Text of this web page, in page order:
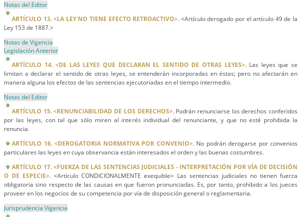
Notas del Editor
ARTÍCULO 13. <LA LEY NO TIENE EFECTO RETROACTIVO>. <Artículo derogado por el artículo 49 de la
Ley 153 de 1887.>
Notas de Vigencia
Legislación Anterior
ARTÍCULO 14. <DE LAS LEYES QUE DECLARAN EL SENTIDO DE OTRAS LEYES>.Las leyes que se
limitan a declarar el sentido de otras leyes, se entenderán incorporadas en éstas; pero no afectarán en
manera alguna los efectos de las sentencias ejecutoriadas en el tiempo intermedio.
Notas del Editor
ARTÍCULO 15. <RENUNCIABILIDAD DE LOS DERECHOS>.Podrán renunciarse los derechos conferidos
por las leyes, con tal que sólo miren al interés individual del renunciante, y que no esté prohibida la
renuncia.
ARTÍCULO 16. <DEROGATORIA NORMATIVA POR CONVENIO>.No podrán derogarse por convenios
particulares las leyes en cuya observancia están interesados el orden y las buenas costumbres.
ARTÍCULO 17. <FUERZA DE LAS SENTENCIAS JUDICIALES - INTERPRETACIÓN POR VÍA DE DECISIÓN
O DE ESPECIE>. <Artículo CONDICIONALMENTE exequible> Las sentencias judiciales no tienen fuerza
obligatoria sino respecto de las causas en que fueron pronunciadas. Es, por tanto, prohibido a los jueces
proveer en los negocios de su competencia por vía de disposición general o reglamentaria.
Jurisprudencia Vigencia